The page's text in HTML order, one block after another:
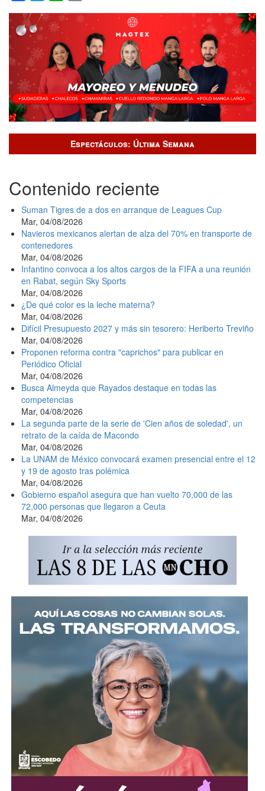
a
Espectáculos: Última Semana
Contenido reciente
Suman Tigres de a dos en arranque de Leagues Cup
Mar, 04/08/2026
Navieros mexicanos alertan de alza del 70% en transporte de
contenedores
Mar, 04/08/2026
Infantino convoca a los altos cargos de la FIFA a una reunión
en Rabat, según Sky Sports
Mar, 04/08/2026
¿De qué color es la leche materna?
Mar, 04/08/2026
Difícil Presupuesto 2027 y más sin tesorero: Heriberto Treviño
Mar, 04/08/2026
Proponen reforma contra "caprichos" para publicar en
Periódico Oficial
Mar, 04/08/2026
Busca Almeyda que Rayados destaque en todas las
competencias
Mar, 04/08/2026
La segunda parte de la serie de 'Cien años de soledad', un
retrato de la caída de Macondo
Mar, 04/08/2026
La UNAM de México convocará examen presencial entre el 12
y 19 de agosto tras polémica
Mar, 04/08/2026
Gobierno español asegura que han vuelto 70,000 de las
72,000 personas que llegaron a Ceuta
Mar, 04/08/2026